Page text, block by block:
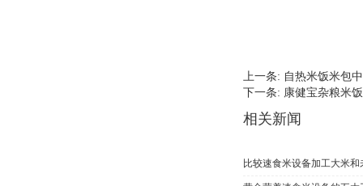
上一条: 自热米饭米包
下一条: 康健宝杂粮米
相关新闻
比较速食米设备加工大米